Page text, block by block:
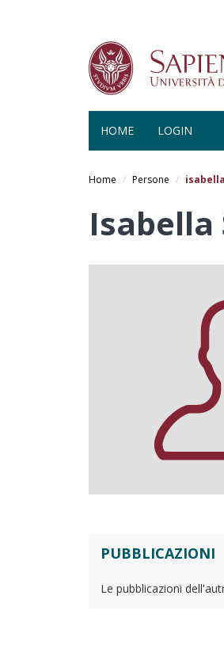
HOME LOGIN
Home Persone
Isabella
PUBBLICAZIONI
Le pubblicazioni